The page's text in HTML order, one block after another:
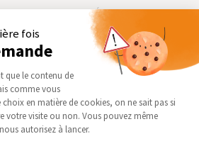
TRAVAUX EXTÉRIEURS
NOS PARTENAIRES
La Maison des Architectes
Expert Bricolage
Intégrer notre réseau
Des travaux pour les pros ?
fois
du
que le contenu de
comme vous
en matière de cookies, on ne sait pas si
votre visite ou non. Vous pouvez même
autorisez à lancer.
consent